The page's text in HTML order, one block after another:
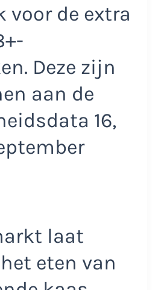
voor de extra
Deze zijn
aan de
16,
laat
eten van